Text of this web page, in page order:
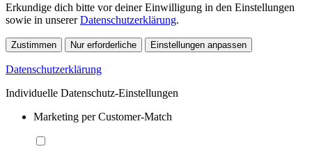
Erkundige dich bitte vor deiner Einwilligung in den Einstellungen
sowie in unsererDatenschutzerklärung.
Zustimmen Nur erforderliche Einstellungen anpassen
Datenschutzerklärung
Individuelle Datenschutz-Einstellungen
Marketing per Customer-Match